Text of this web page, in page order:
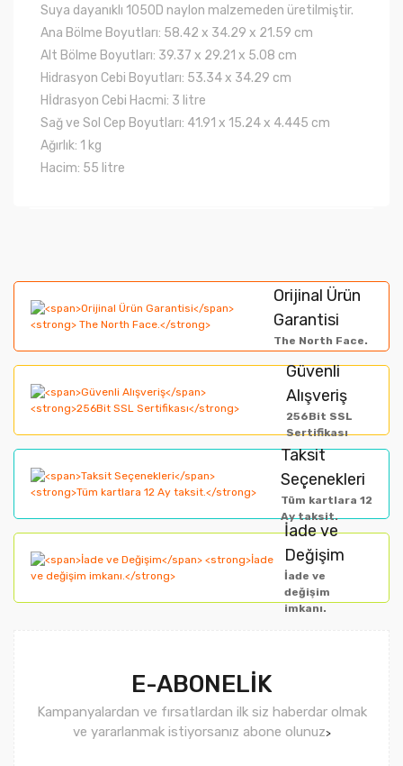
Suya dayanıklı 1050D naylon malzemeden üretilmiştir.
Ana Bölme Boyutları: 58.42 x 34.29 x 21.59 cm
Alt Bölme Boyutları: 39.37 x 29.21 x 5.08 cm
Hidrasyon Cebi Boyutları: 53.34 x 34.29 cm
Hİdrasyon Cebi Hacmi: 3 litre
Sağ ve Sol Cep Boyutları: 41.91 x 15.24 x 4.445 cm
Ağırlık: 1 kg
Hacim: 55 litre
Yorum Yaz
formunu kullanarak tarafımıza iletebilirsiniz.
Görüş ve önerileriniz için teşekkür ederiz.
Ürün resmi kalitesiz, bozuk veya görüntülenemiyor.
Ürün açıklamasında eksik bilgiler bulunuyor.
Bu ürüne benzer farklı alternatifler olmalı.
Orijinal Ürün
Garantisi
The North Face.
Güvenli
Alışveriş
256Bit SSL
Sertifikası
Taksit
Seçenekleri
Tüm kartlara 12
Ay taksit.
İade ve
Değişim
İade ve
değişim
imkanı.
E-ABONELİK
Kampanyalardan ve fırsatlardan ilk siz haberdar olmak
ve yararlanmak istiyorsanız abone olunuz>